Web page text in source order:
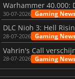
30-07-2026 Gaming
DLC Nioh 3: Hell
28-07-2026 Gaming
28-07-2026 Gaming